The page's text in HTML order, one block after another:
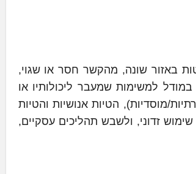
באזור שונה, מהקשר חסר או שגוי,
למשימות שמעבר ליכולותיו או
מוסדיות), הטיות אנושיות והטיות
זדוני, ולשבש תהליכים עסקיים,